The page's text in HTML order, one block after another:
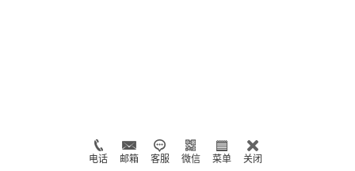
电话 邮箱 客服 微信 菜单 关闭